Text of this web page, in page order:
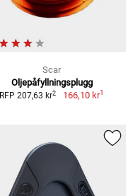
Scar
Oljepåfyllningsplugg
RFP 207,63 kr2 166,10 kr1